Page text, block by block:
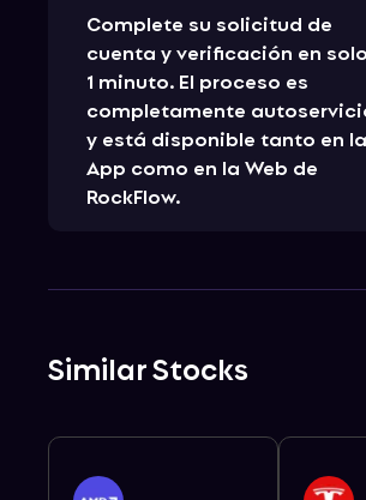
Complete su solicitud de
cuenta y verificación en solo
1 minuto. El proceso es
completamente
y está disponible tanto en la
App como en la Web de
RockFlow.
Similar Stocks